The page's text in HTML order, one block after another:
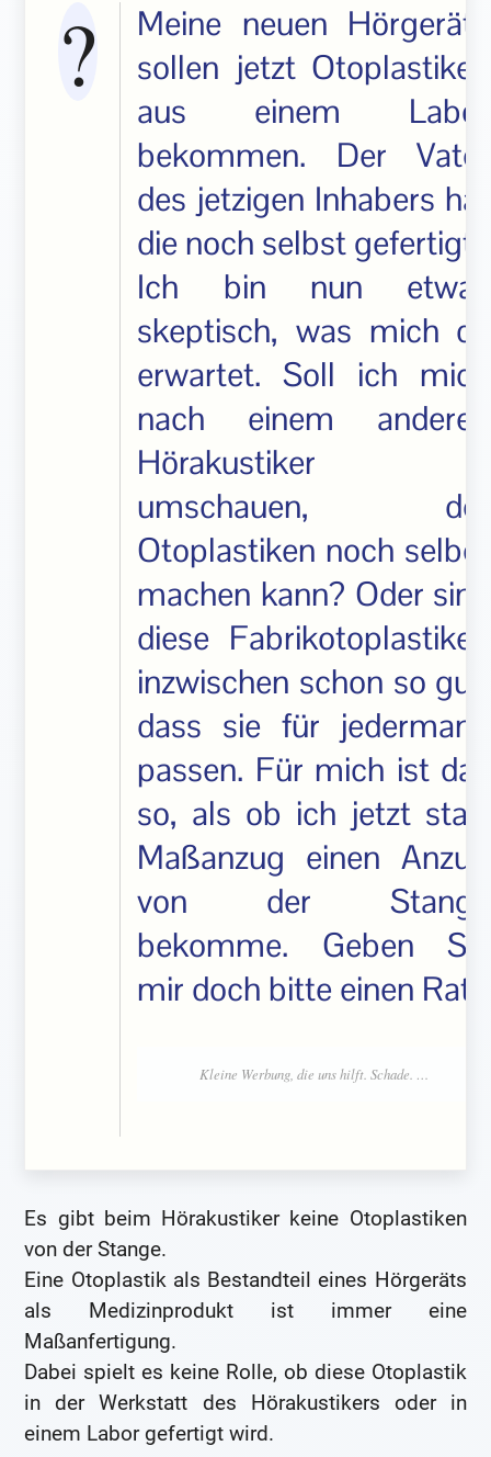
Meine neuen Hörgeräte
sollen jetzt Otoplastiken
aus einem Labor
bekommen. Der Vater
des jetzigen Inhabers hat
die noch selbst gefertigt.
Ich bin nun etwas
skeptisch, was mich da
erwartet. Soll ich mich
nach einem anderen
Hörakustiker
umschauen, der
Otoplastiken noch selber
machen kann? Oder sind
diese Fabrikotoplastiken
inzwischen schon so gut,
dass sie für jedermann
passen. Für mich ist das
so, als ob ich jetzt statt
Maßanzug einen Anzug
von der Stange
bekomme. Geben Sie
mir doch bitte einen Rat.
Es gibt beim Hörakustiker keine Otoplastiken
von der Stange.
Eine Otoplastik als Bestandteil eines Hörgeräts
als Medizinprodukt ist immer eine
Maßanfertigung.
Dabei spielt es keine Rolle, ob diese Otoplastik
in der Werkstatt des Hörakustikers oder in
einem Labor gefertigt wird.